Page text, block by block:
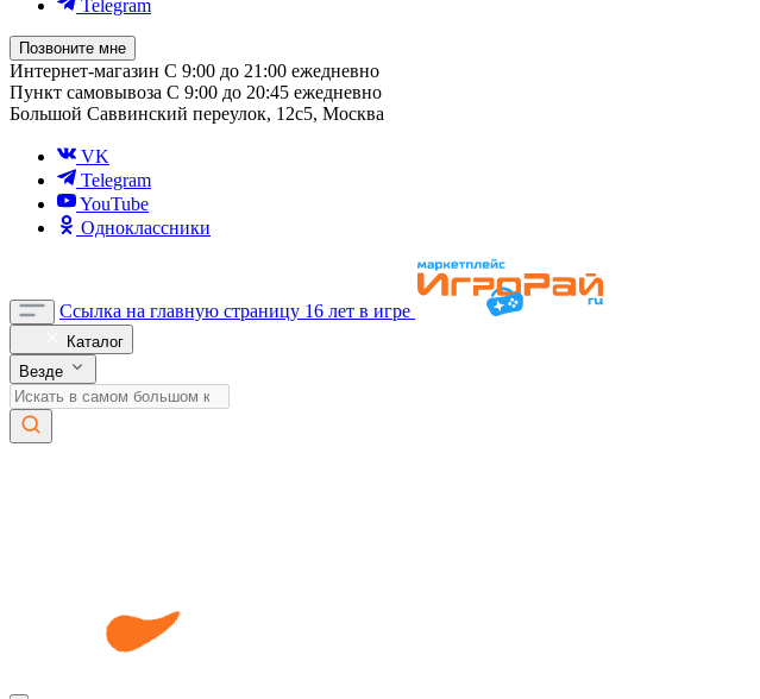
Telegram
Позвоните мне
Интернет-магазин С 9:00 до 21:00 ежедневно
Пункт самовывоза С 9:00 до 20:45 ежедневно
Большой Саввинский переулок, 12с5, Москва
VK
Telegram
YouTube
Одноклассники
Ссылка на главную страницу 16 лет в игре
Каталог
Везде